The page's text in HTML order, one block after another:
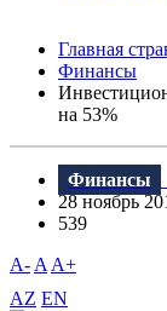
Главная
Финансы
на 53%
Финансы
28 ноябрь
539
A- A A+
AZ EN